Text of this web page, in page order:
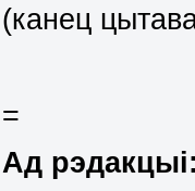
(канец
=
Ад